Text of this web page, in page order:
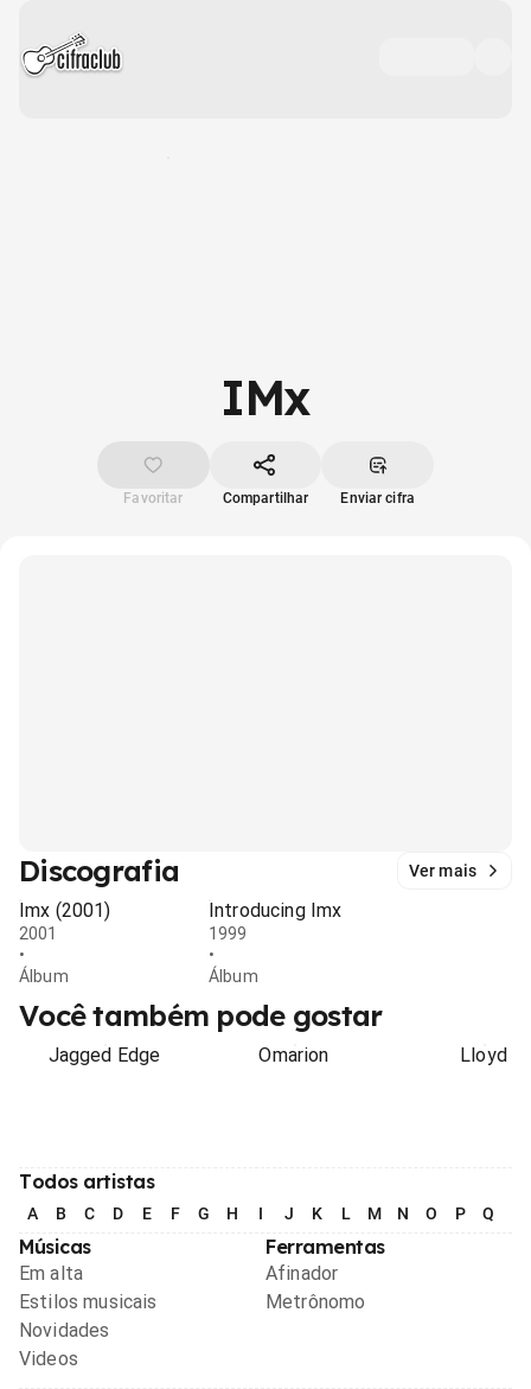
IMx
Favoritar Compartilhar Enviar cifra
Discografia Ver mais
Imx (2001)
2001
•
Álbum
Introducing Imx
1999
•
Álbum
Você também pode gostar
Jagged Edge Omarion Lloyd
Todos artistas
A B C D E F G H I J K L M N O P Q
Músicas
Em alta
Estilos musicais
Novidades
Videos
Ferramentas
Afinador
Metrônomo